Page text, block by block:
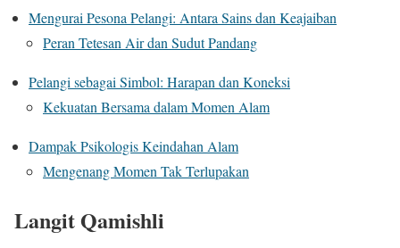
Mengurai Pesona Pelangi: Antara Sains dan Keajaiban
Peran Tetesan Air dan Sudut Pandang
Pelangi sebagai Simbol: Harapan dan Koneksi
Kekuatan Bersama dalam Momen Alam
Dampak Psikologis Keindahan Alam
Mengenang Momen Tak Terlupakan
Langit Qamishli